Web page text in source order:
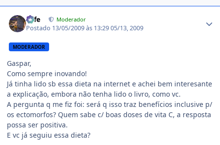
Fefe Moderador
Postado 13/05/2009 às 13:2905/13, 2009
MODERADOR
Gaspar,
Como sempre inovando!
Já tinha lido sb essa dieta na internet e achei bem interesante
a explicação, embora não tenha lido o livro, como vc.
A pergunta q me fiz foi: será q isso traz benefícios inclusive p/
os ectomorfos? Quem sabe c/ boas doses de vita C, a resposta
possa ser positiva.
E vc já seguiu essa dieta?